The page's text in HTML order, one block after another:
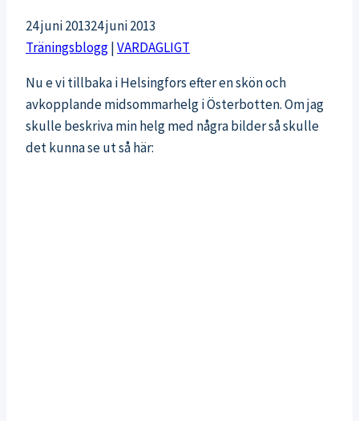
24 juni 201324 juni 2013
Träningsblogg|VARDAGLIGT
Nu e vi tillbaka i Helsingfors efter en skön och
avkopplande midsommarhelg i Österbotten. Om jag
skulle beskriva min helg med några bilder så skulle
det kunna se ut så här: